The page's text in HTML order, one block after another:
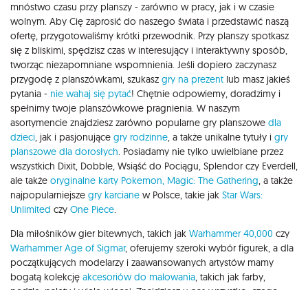
mnóstwo czasu przy planszy - zarówno w pracy, jak i w czasie
wolnym. Aby Cię zaprosić do naszego świata i przedstawić naszą
ofertę, przygotowaliśmy krótki przewodnik. Przy planszy spotkasz
się z bliskimi, spędzisz czas w interesujący i interaktywny sposób,
tworząc niezapomniane wspomnienia. Jeśli dopiero zaczynasz
przygodę z planszówkami, szukasz gry na prezent lub masz jakieś
pytania - nie wahaj się pytać! Chętnie odpowiemy, doradzimy i
spełnimy twoje planszówkowe pragnienia. W naszym
asortymencie znajdziesz zarówno popularne gry planszowe dla
dzieci, jak i pasjonujące gry rodzinne, a także unikalne tytuły i gry
planszowe dla dorosłych. Posiadamy nie tylko uwielbiane przez
wszystkich Dixit, Dobble, Wsiąść do Pociągu, Splendor czy Everdell,
ale także oryginalne karty Pokemon, Magic: The Gathering, a także
najpopularniejsze gry karciane w Polsce, takie jak Star Wars:
Unlimited czy One Piece.
Dla miłośników gier bitewnych, takich jak Warhammer 40,000 czy
Warhammer Age of Sigmar, oferujemy szeroki wybór figurek, a dla
początkujących modelarzy i zaawansowanych artystów mamy
bogatą kolekcję akcesoriów do malowania, takich jak farby,